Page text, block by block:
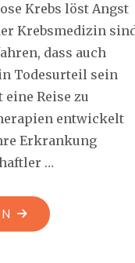
Krebs löst Angst
Krebsmedizin
dass auch
Todesurteil sein
Reise zu
entwickelt
Erkrankung
…
"KÖNNEN
WIR